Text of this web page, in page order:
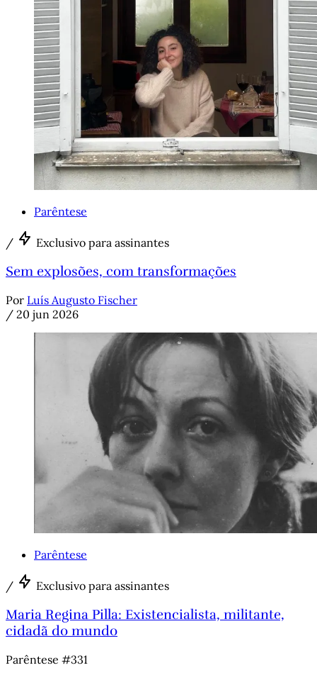
Parêntese
/ Exclusivo para assinantes
Sem explosões, com transformações
Por Luís Augusto Fischer
/ 20 jun 2026
Parêntese
/ Exclusivo para assinantes
Maria Regina Pilla: Existencialista, militante,
cidadã do mundo
Parêntese #331